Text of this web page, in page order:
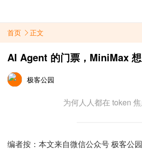
首页 正文
AI Agent 的门票，MiniMax
极客公园
为何人人都在 token 焦
编者按：本文来自微信公众号 极客公园